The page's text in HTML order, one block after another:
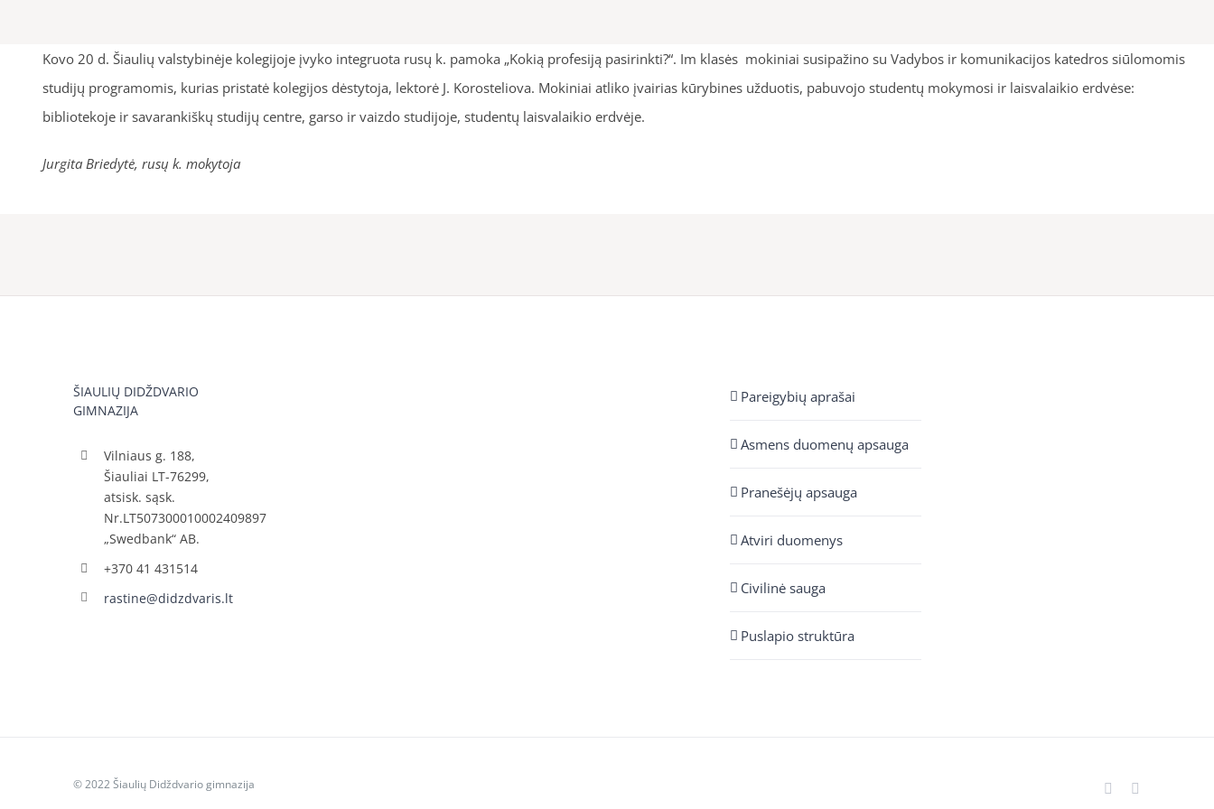
Kovo 20 d. Šiaulių valstybinėje kolegijoje įvyko integruota rusų k. pamoka „Kokią profesiją pasirinkti?“. Im klasės mokiniai susipažino su Vadybos ir komunikacijos katedros siūlomomis
studijų programomis, kurias pristatė kolegijos dėstytoja, lektorė J. Korosteliova. Mokiniai atliko įvairias kūrybines užduotis, pabuvojo studentų mokymosi ir laisvalaikio erdvėse:
bibliotekoje ir savarankiškų studijų centre, garso ir vaizdo studijoje, studentų laisvalaikio erdvėje.
Jurgita Briedytė, rusų k. mokytoja
ŠIAULIŲ DIDŽDVARIO
GIMNAZIJA
Vilniaus g. 188,
Šiauliai LT-76299,
atsisk. sąsk.
Nr.LT507300010002409897
„Swedbank“ AB.
+370 41 431514
rastine@didzdvaris.lt
Pareigybių aprašai
Asmens duomenų apsauga
Pranešėjų apsauga
Atviri duomenys
Civilinė sauga
Puslapio struktūra
© 2022 Šiaulių Didždvario gimnazija Facebook